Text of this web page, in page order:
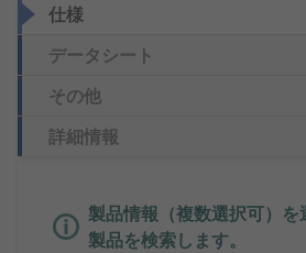
仕様
データシート
その他
詳細情報
製品情報（複数選択可）
製品を検索します。